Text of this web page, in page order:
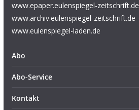
www.epaper.eulenspiegel-zeitschrift.de
www.archiv.eulenspiegel-zeitschrift.de
www.eulenspiegel-laden.de
Abo
Abo-Service
Kontakt